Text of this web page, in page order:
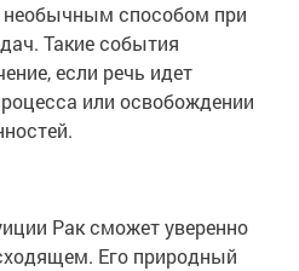
необычным способом при
Такие события
если речь идет
или освобождении
Рак сможет уверенно
Его природный